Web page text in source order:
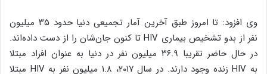
وی افزود: تا امروز طبق آخرین آمار تجمیعی دنیا حدود ۳۵ میلیون
نفر از بدو تشخیص بیماری HIVتا کنون جان‌شان را از دست داده‌اند.
در حال حاضر تقریبا ۳۶.۹ میلیون نفر در دنیا به عنوان افراد مبتلا
به HIVزنده وجود دارند. در سال ۲۰۱۷، ۱.۸ میلیون نفر به HIV مبتلا